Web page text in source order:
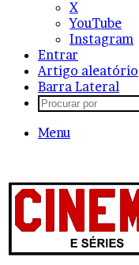
X
YouTube
Instagram
Entrar
Artigo aleatório
Barra Lateral
Menu